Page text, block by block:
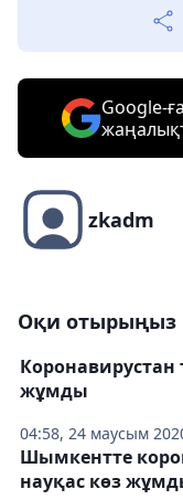
Google-
zkadm
Оқи отырыңыз
04:58, 24 маусым
Коронавирустан
жұмды
Шымкентте
науқас көз